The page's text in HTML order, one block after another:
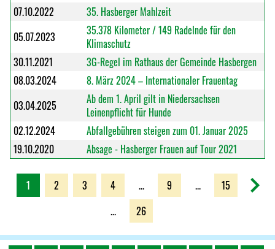
07.10.2022
35. Hasberger Mahlzeit
05.07.2023
35.378 Kilometer / 149 Radelnde für den
Klimaschutz
30.11.2021
3G-Regel im Rathaus der Gemeinde Hasbergen
08.03.2024
8. März 2024 – Internationaler Frauentag
03.04.2025
Ab dem 1. April gilt in Niedersachsen
Leinenpflicht für Hunde
02.12.2024
Abfallgebühren steigen zum 01. Januar 2025
19.10.2020
Absage - Hasberger Frauen auf Tour 2021
1 2 3 4 ... 9 ...
15
...
26